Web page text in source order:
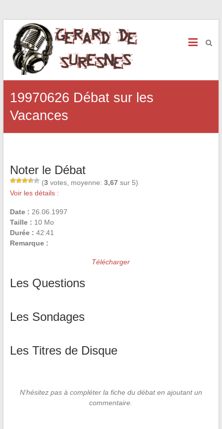
19970626 Débat sur les
Vacances
Noter le Débat
(3votes, moyenne: 3,67sur 5)
Voir les détails :
Date : 26.06.1997
Taille : 10 Mo
Durée : 42:41
Remarque :
Télécharger
Les Questions
Les Sondages
Les Titres de Disque
N’hésitez pas à compléter la fiche du débat en ajoutant un
commentaire.